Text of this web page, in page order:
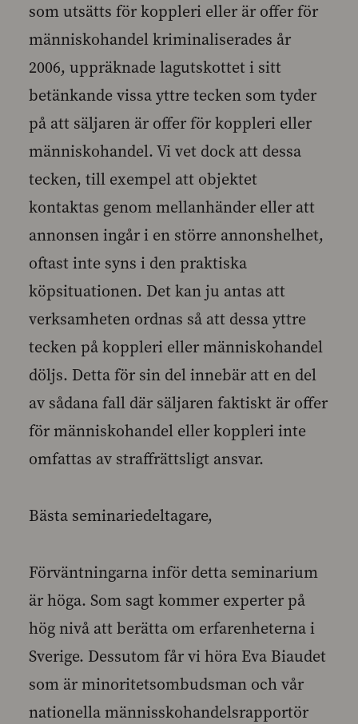
som utsätts för koppleri eller är offer för
människohandel kriminaliserades år
2006, uppräknade lagutskottet i sitt
betänkande vissa yttre tecken som tyder
på att säljaren är offer för koppleri eller
människohandel. Vi vet dock att dessa
tecken, till exempel att objektet
kontaktas genom mellanhänder eller att
annonsen ingår i en större annonshelhet,
oftast inte syns i den praktiska
köpsituationen. Det kan ju antas att
verksamheten ordnas så att dessa yttre
tecken på koppleri eller människohandel
döljs. Detta för sin del innebär att en del
av sådana fall där säljaren faktiskt är offer
för människohandel eller koppleri inte
omfattas av straffrättsligt ansvar.
Bästa seminariedeltagare,
Förväntningarna inför detta seminarium
är höga. Som sagt kommer experter på
hög nivå att berätta om erfarenheterna i
Sverige. Dessutom får vi höra Eva Biaudet
som är minoritetsombudsman och vår
nationella männisskohandelsrapportör